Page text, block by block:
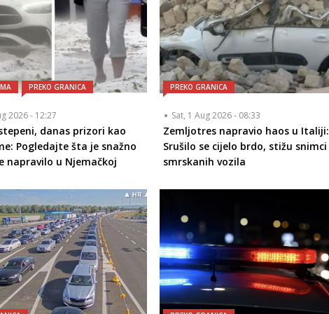
PREKO GRANICA
2026 - 12:27
danas prizori kao
Pogledajte šta je snažno
napravilo u Njemačkoj
PREKO GRANICA
Sat, 1 Aug 2026 - 08:33
Zemljotres napravio haos u Italiji:
Srušilo se cijelo brdo, stižu snimci
smrskanih vozila